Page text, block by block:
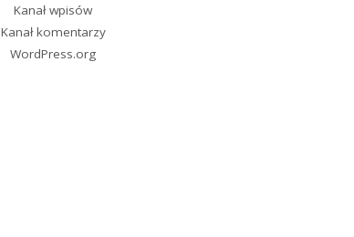
Kanał wpisów
Kanał komentarzy
WordPress.org